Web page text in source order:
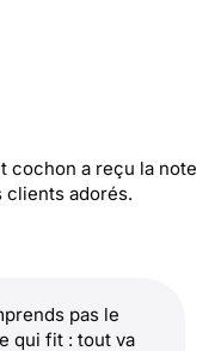
cochon a reçu la note
clients adorés.
pas le
qui fit : tout va